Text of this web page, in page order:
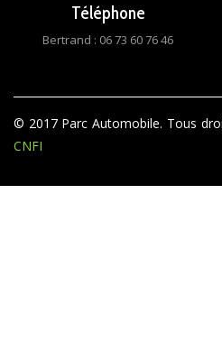
Téléphone
Bertrand : 06 73 60 76 46
© 2017 Parc Automobile. Tous
CNFI